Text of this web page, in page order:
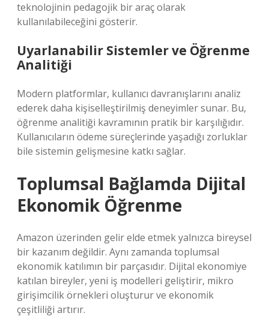
teknolojinin pedagojik bir araç olarak
kullanılabileceğini gösterir.
Uyarlanabilir Sistemler ve Öğrenme
Analitiği
Modern platformlar, kullanıcı davranışlarını analiz
ederek daha kişiselleştirilmiş deneyimler sunar. Bu,
öğrenme analitiği kavramının pratik bir karşılığıdır.
Kullanıcıların ödeme süreçlerinde yaşadığı zorluklar
bile sistemin gelişmesine katkı sağlar.
Toplumsal Bağlamda Dijital
Ekonomik Öğrenme
Amazon üzerinden gelir elde etmek yalnızca bireysel
bir kazanım değildir. Aynı zamanda toplumsal
ekonomik katılımın bir parçasıdır. Dijital ekonomiye
katılan bireyler, yeni iş modelleri geliştirir, mikro
girişimcilik örnekleri oluşturur ve ekonomik
çeşitliliği artırır.